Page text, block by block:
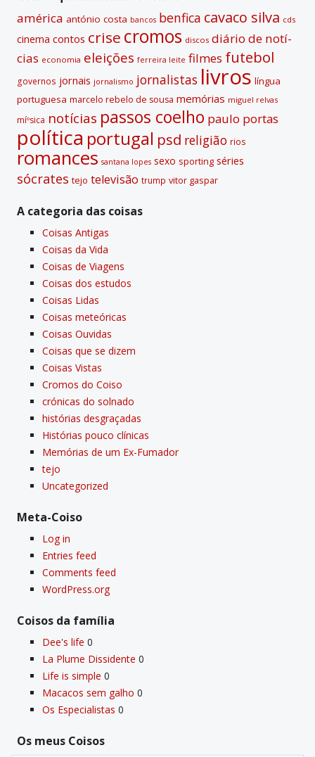
américa antónio costa bancos benfica cavaco silva cds
cinema contos crise cromos discos diário de notí­
cias economia eleições ferreira leite filmes futebol
governos jornais jornalismo jornalistas livros lí­ngua
portuguesa marcelo rebelo de sousa memórias miguel relvas
míºsica notí­cias passos coelho paulo portas
polí­tica portugal psd religião rios
romances santana lopes sexo sporting séries
sócrates tejo televisão trump vitor gaspar
A categoria das coisas
Coisas Antigas
Coisas da Vida
Coisas de Viagens
Coisas dos estudos
Coisas Lidas
Coisas meteóricas
Coisas Ouvidas
Coisas que se dizem
Coisas Vistas
Cromos do Coiso
crónicas do solnado
histórias desgraçadas
Histórias pouco clí­nicas
Memórias de um Ex-Fumador
tejo
Uncategorized
Meta-Coiso
Log in
Entries feed
Comments feed
WordPress.org
Coisos da famí­lia
Dee's life 0
La Plume Dissidente 0
Life is simple 0
Macacos sem galho 0
Os Especialistas 0
Os meus Coisos